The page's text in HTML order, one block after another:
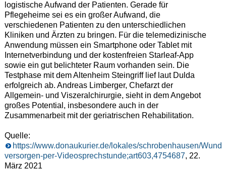
logistische Aufwand der Patienten. Gerade für
Pflegeheime sei es ein großer Aufwand, die
verschiedenen Patienten zu den unterschiedlichen
Kliniken und Ärzten zu bringen. Für die telemedizinische
Anwendung müssen ein Smartphone oder Tablet mit
Internetverbindung und der kostenfreien Starleaf-App
sowie ein gut belichteter Raum vorhanden sein. Die
Testphase mit dem Altenheim Steingriff lief laut Dulda
erfolgreich ab. Andreas Limberger, Chefarzt der
Allgemein- und Viszeralchirurgie, sieht in dem Angebot
großes Potential, insbesondere auch in der
Zusammenarbeit mit der geriatrischen Rehabilitation.
Quelle:
https://www.donaukurier.de/lokales/schrobenhausen/
versorgen-per-Videosprechstunde;art603,4754687, 22.
März 2021